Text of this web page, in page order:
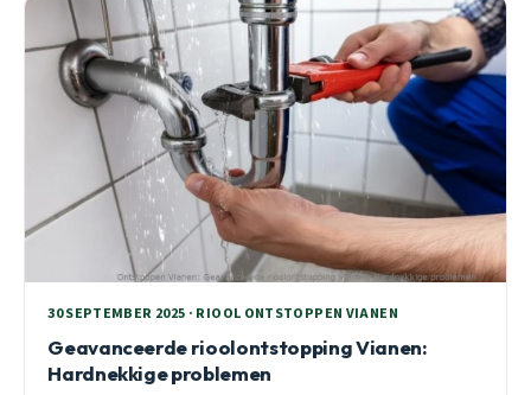
30 SEPTEMBER 2025 · RIOOL ONTSTOPPEN VIANEN
Geavanceerde rioolontstopping Vianen:
Hardnekkige problemen